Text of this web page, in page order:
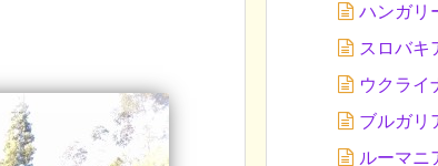
ハンガリ
スロバキ
ウクライ
ブルガリ
ルーマニ